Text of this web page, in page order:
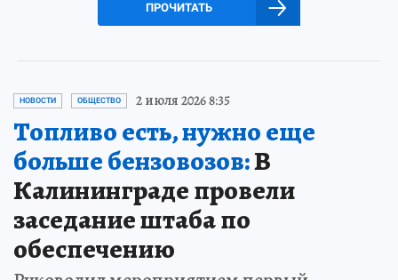
ПРОЧИТАТЬ
НОВОСТИ ОБЩЕСТВО 2 июля 2026 8:35
Топливо есть, нужно еще
больше бензовозов:В
Калининграде провели
заседание штаба по
обеспечению